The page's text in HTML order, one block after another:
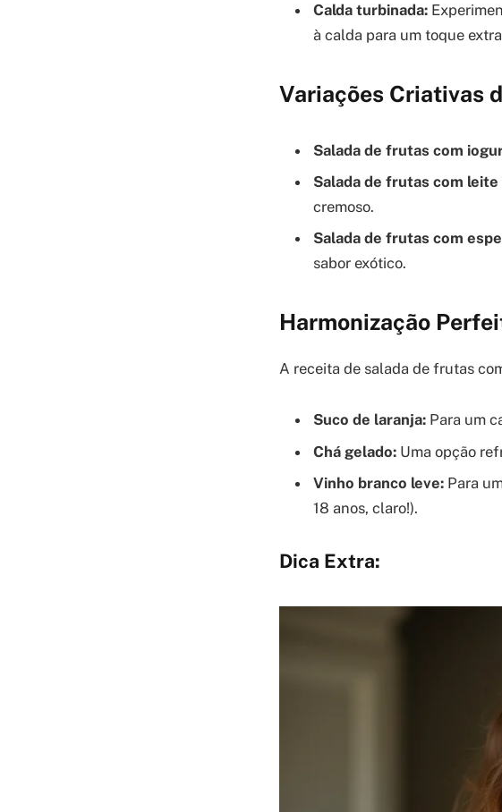
Calda turbinada:
à calda para um toque
Variações Criativas
Salada de frutas com
Salada de frutas com
cremoso.
Salada de frutas com
sabor exótico.
Harmonização
A receita de salada de frutas
Suco de laranja: Para um
Chá gelado: Uma opção
Vinho branco leve: Para
18 anos, claro!).
Dica Extra: